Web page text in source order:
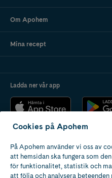
Om Apohem
Mina recept
Ladda ner vår app
Apotek med tillstånd
av Läkemedelsverket
Cookies på Apohem
På Apohem använder vi oss av
att hemsidan ska fungera som
för funktionalitet, statistik och
att följa och analysera beteenden